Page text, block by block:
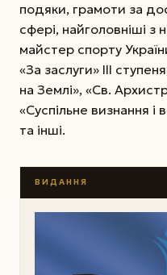
подяки, грамоти за
сфері, найголовніші з
майстер спорту
«За заслуги» ІІІ
на Землі», «Св.
«Суспільне визнання
та інші.
ВИДАННЯ